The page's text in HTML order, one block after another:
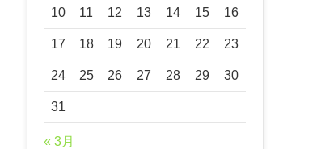
10 11 12 13 14 15 16
17 18 19 20 21 22 23
24 25 26 27 28 29 30
31
« 3月